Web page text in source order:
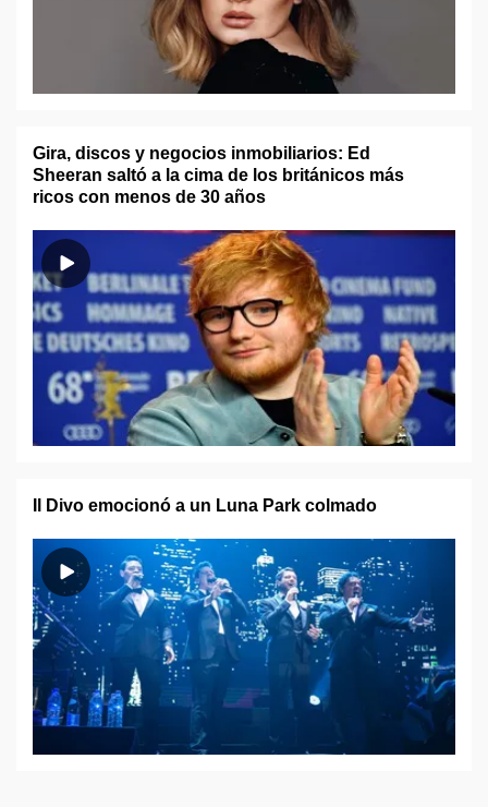
Gira, discos y negocios inmobiliarios: Ed
Sheeran saltó a la cima de los británicos más
ricos con menos de 30 años
Il Divo emocionó a un Luna Park colmado